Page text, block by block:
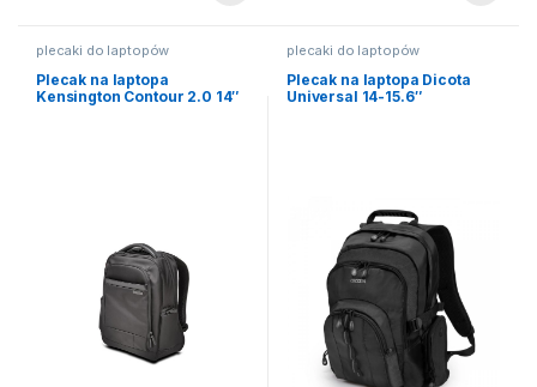
plecaki do laptopów
Plecak na laptopa
Kensington Contour 2.0 14″
plecaki do laptopów
Plecak na laptopa Dicota
Universal 14-15.6″